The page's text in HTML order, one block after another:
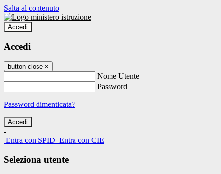
Salta al contenuto
Accedi
Accedi
button close ×
Nome Utente
Password
Password dimenticata?
-
Entra con SPID Entra con CIE
Seleziona utente